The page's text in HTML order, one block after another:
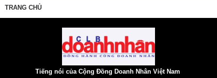
TRANG CHỦ
Tiếng nói của Cộng Đồng Doanh Nhân Việt Nam